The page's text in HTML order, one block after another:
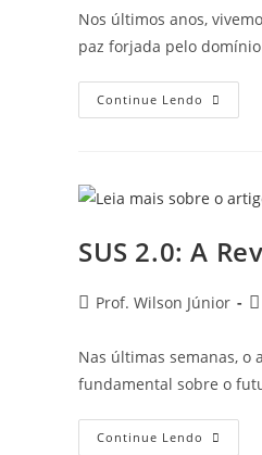
Nos últimos anos,
paz forjada pelo
Continue Lendo
SUS 2.0: A
Prof. Wilson Júnior
Nas últimas semanas, o
fundamental sobre o
Continue Lendo